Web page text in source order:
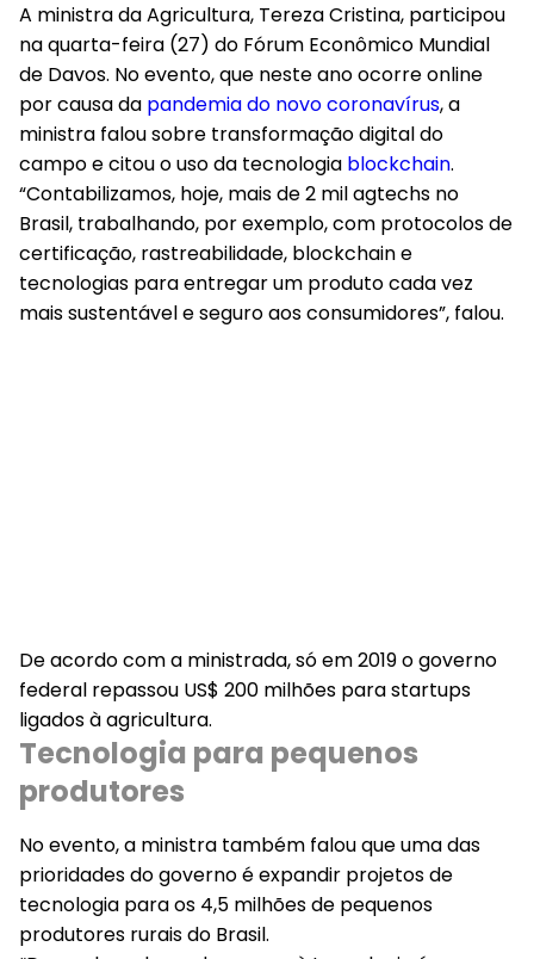
A ministra da Agricultura, Tereza Cristina, participou
na quarta-feira (27) do Fórum Econômico Mundial
de Davos. No evento, que neste ano ocorre online
por causa da pandemia do novo coronavírus, a
ministra falou sobre transformação digital do
campo e citou o uso da tecnologia blockchain.
“Contabilizamos, hoje, mais de 2 mil agtechs no
Brasil, trabalhando, por exemplo, com protocolos de
certificação, rastreabilidade, blockchain e
tecnologias para entregar um produto cada vez
mais sustentável e seguro aos consumidores”, falou.
De acordo com a ministrada, só em 2019 o governo
federal repassou US$ 200 milhões para startups
ligados à agricultura.
Tecnologia para pequenos
produtores
No evento, a ministra também falou que uma das
prioridades do governo é expandir projetos de
tecnologia para os 4,5 milhões de pequenos
produtores rurais do Brasil.